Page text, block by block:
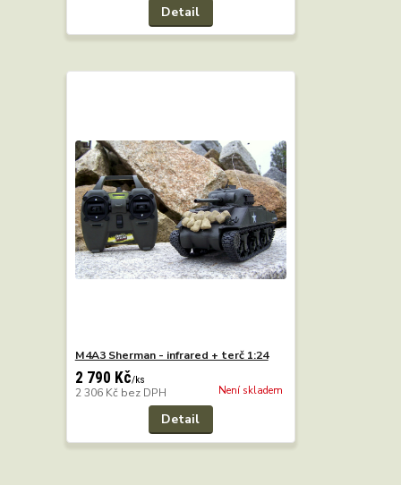
Detail
M4A3 Sherman - infrared + terč 1:24
2 790 Kč/ks
2 306 Kč bez DPH Není skladem
Detail